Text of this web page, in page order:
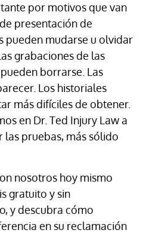
por motivos que van
presentación de
pueden mudarse u olvidar
grabaciones de las
borrarse. Las
Los historiales
más difíciles de obtener.
en Dr. Ted Injury Law a
las pruebas, más sólido
nosotros hoy mismo
gratuito y sin
y descubra cómo
en su reclamación